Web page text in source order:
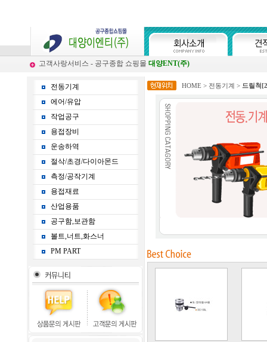
고객사랑서비스 - 공구종합 쇼핑몰 대양ENT(주)
전동기계
에어/유압
작업공구
용접장비
운송하역
절삭/초경/다이아몬드
측정/공작기계
용접재료
산업용품
공구함,보관함
볼트,너트,화스너
PM PART
HOME > 전동기계 > 드릴척